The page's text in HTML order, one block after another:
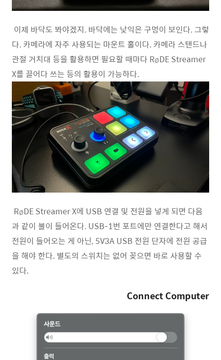
이제 바닥도 봐야겠지. 바닥에는 낮익은 구멍이 보인다. 그렇
다. 카메라에 자주 사용되는 마운트 홀이다. 카메라 스탠드나
관절 거치대 등을 활용하면 필요할 때마다 RøDE Streamer
X를 끌어다 쓰는 등의 활용이 가능하다.
RøDE Streamer X에 USB 연결 및 전원을 넣게 되면 다음
과 같이 불이 들어온다. USB-1번 포트에만 연결한다고 해서
전원이 들어오는 게 아닌, 5V3A USB 전원 단자에 전원 공급
을 해야 한다. 별도의 스위치는 없어 꽂으면 바로 사용할 수
있다.
Connect Computer